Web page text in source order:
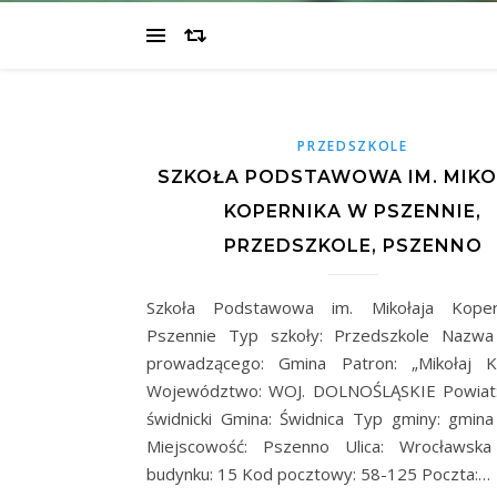
PRZEDSZKOLE
SZKOŁA PODSTAWOWA IM.
KOPERNIKA W PSZENNIE,
PRZEDSZKOLE, PSZENNO
Szkoła Podstawowa im. Mikołaja
Pszennie Typ szkoły: Przedszkole
prowadzącego: Gmina Patron: „Mikołaj
Województwo: WOJ. DOLNOŚLĄSKIE
świdnicki Gmina: Świdnica Typ gminy:
Miejscowość: Pszenno Ulica:
budynku: 15 Kod pocztowy: 58-125 Poczta:…